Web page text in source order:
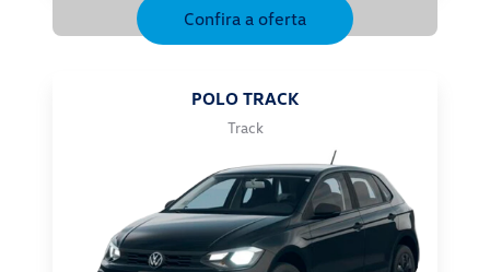
Confira a oferta
POLO TRACK
Track